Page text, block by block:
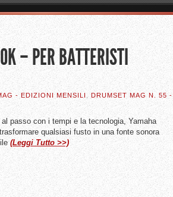
– PER BATTERISTI
- EDIZIONI MENSILI ,DRUMSET MAG N. 55 -
passo con i tempi e la tecnologia, Yamaha
qualsiasi fusto in una fonte sonora
(Leggi Tutto >>)